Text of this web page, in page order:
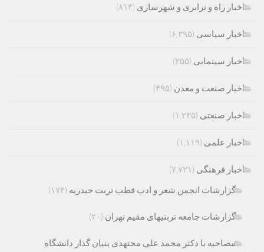
اخبار راه و ترابری و شهرسازی (۸۱۴)
اخبار سیاسی (۶,۳۹۵)
اخبار سینمایی (۲۵۵)
اخبار صنعت و معدن (۴۹۵)
اخبار صنعتی (۱,۲۳۵)
اخبار علمی (۱,۱۱۹)
اخبار فرهنگی (۷,۷۲۱)
گزارشات انجمن شعر و ادب قطب تربت حیدریه (۱۷۴)
گزارشات جامعه تربتیهای مقیم تهران (۲۰)
مصاحبه با دکتر محمد علی مجتهدی بنیان گذار دانشگاه